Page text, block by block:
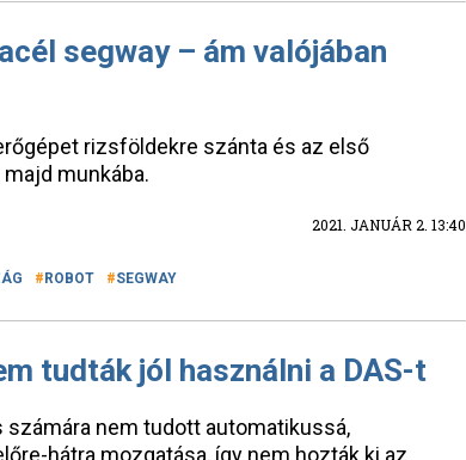
segway – ám valójában
rizsföldekre szánta és az első
munkába.
2021. JANUÁR 2. 13:40
ROBOT SEGWAY
tudták jól használni a DAS-t
nem tudott automatikussá,
hátra mozgatása, így nem hozták ki az